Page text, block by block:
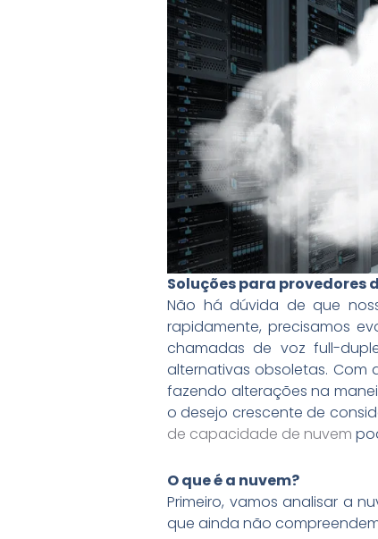
Soluções para
Não há dúvida de que
rapidamente, precisamos
chamadas de voz full-
alternativas obsoletas. Com
fazendo alterações na
o desejo crescente de
de capacidade de nuvem
O que é a nuvem?
Primeiro, vamos analisar a
que ainda não